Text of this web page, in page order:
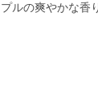
ルの爽やかな香